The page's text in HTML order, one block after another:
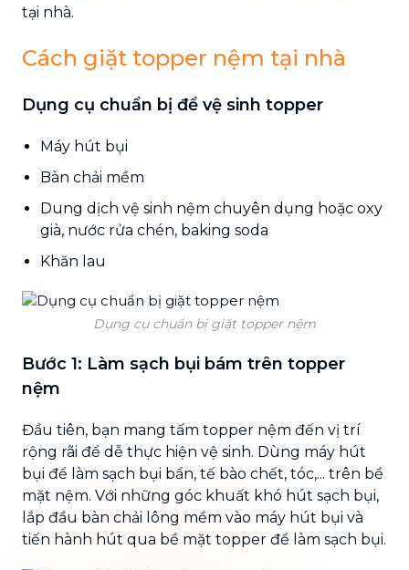
tại nhà.
Cách giặt topper nệm tại nhà
Dụng cụ chuẩn bị để vệ sinh topper
Máy hút bụi
Bàn chải mềm
Dung dịch vệ sinh nệm chuyên dụng hoặc oxy
già, nước rửa chén, baking soda
Khăn lau
Dụng cụ chuẩn bị giặt topper nệm
Bước 1: Làm sạch bụi bám trên topper
nệm
Đầu tiên, bạn mang tấm topper nệm đến vị trí
rộng rãi để dễ thực hiện vệ sinh. Dùng máy hút
bụi để làm sạch bụi bẩn, tế bào chết, tóc,... trên bề
mặt nệm. Với những góc khuất khó hút sạch bụi,
lắp đầu bàn chải lông mềm vào máy hút bụi và
tiến hành hút qua bề mặt topper để làm sạch bụi.